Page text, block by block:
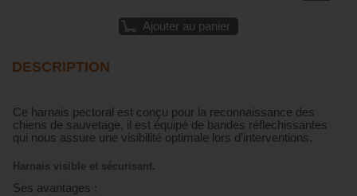
Ajouter au panier
DESCRIPTION
Ce harnais pectoral est conçu pour la reconnaissance des
chiens de sauvetage, il est équipé de bandes réflechissantes
qui nous assure une visibilité optimale lors d’interventions.
Harnais visible et sécurisant.
Ses avantages :